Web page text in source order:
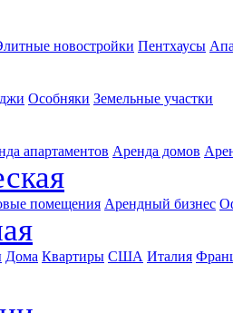
новостройки Пентхаусы
Особняки Земельные участки
апартаментов Аренда домов
помещения Арендный бизнес
Дома Квартиры США Италия